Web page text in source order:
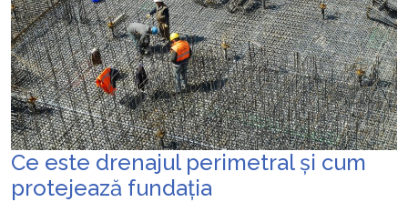
Ce este drenajul perimetral și cum
protejează fundația